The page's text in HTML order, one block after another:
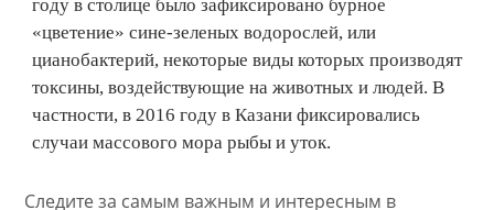
году в столице было зафиксировано бурное
«цветение» сине-зеленых водорослей, или
цианобактерий, некоторые виды которых производят
токсины, воздействующие на животных и людей. В
частности, в 2016 году в Казани фиксировались
случаи массового мора рыбы и уток.
Следите за самым важным и интересным в